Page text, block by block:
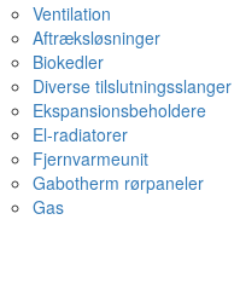
Ventilation
Aftræksløsninger
Biokedler
Diverse tilslutningsslanger
Ekspansionsbeholdere
El-radiatorer
Fjernvarmeunit
Gabotherm rørpaneler
Gas